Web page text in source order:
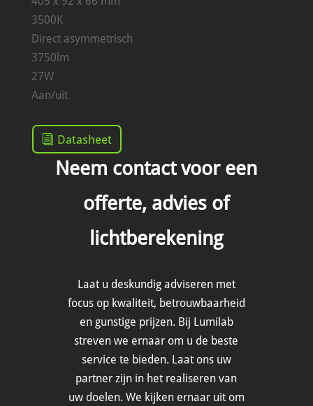
3500K
Direct asymmetrisch
3750lm
27W
Aan/uit
Datasheet
Neem contact voor een
offerte, advies of
lichtberekening
Laat u deskundig adviseren met
focus op kwaliteit, betrouwbaarheid
en gunstige prijzen. Bij Lumilab
streven we ernaar om u de beste
service te bieden. Laat ons uw
partner zijn in het realiseren van
uw doelen. We kijken ernaar uit om